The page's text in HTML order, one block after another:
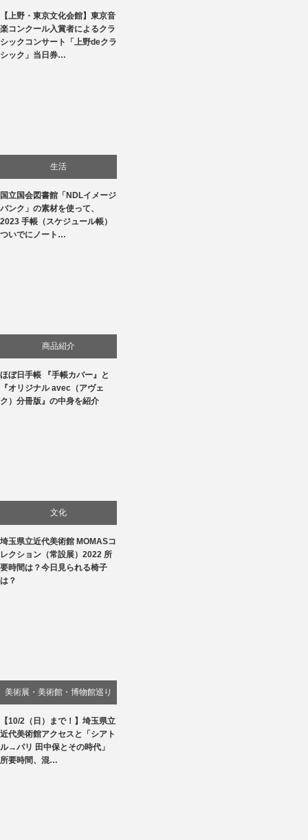
文化
音楽会・コンサート
【上野・東京文化会館】東京音
楽コンクール入賞者によるクラ
シックコンサート「上野deクラ
シック」当日券…
生活
国立国会図書館「NDLイメージ
バンク」の素材を使って、
2023 手帳（スケジュール帳）
ついでにノート…
商品紹介
生活
ほぼ日手帳 『手帳カバー』と
『オリジナル avec（アヴェ
ク）分冊版』の中身を紹介
文化
美術展・美術館・博物館巡り
埼玉県立近代美術館 MOMASコ
レクション（常設展）2022 所
要時間は？今日見られる椅子
は？
美術展・美術館・博物館巡り
【10/2（日）まで！】埼玉県立
近代美術館アクセスと「シアト
ル→パリ 田中保とその時代」
所要時間、混…